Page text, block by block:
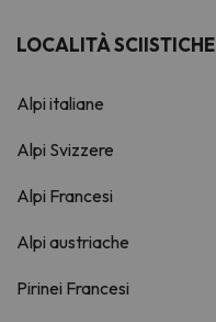
LOCALITÀ SCIISTICHE
Alpi italiane
Alpi Svizzere
Alpi Francesi
Alpi austriache
Pirinei Francesi